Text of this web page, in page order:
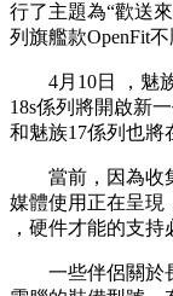
行了主題為“歡送來
列旗艦款OpenFit
4月10日 ，魅族
18s係列將開啟新一
和魅族17係列也將
當前，因為收
媒體使用正在呈現
，硬件才能的支持必
一些伴侶關於長